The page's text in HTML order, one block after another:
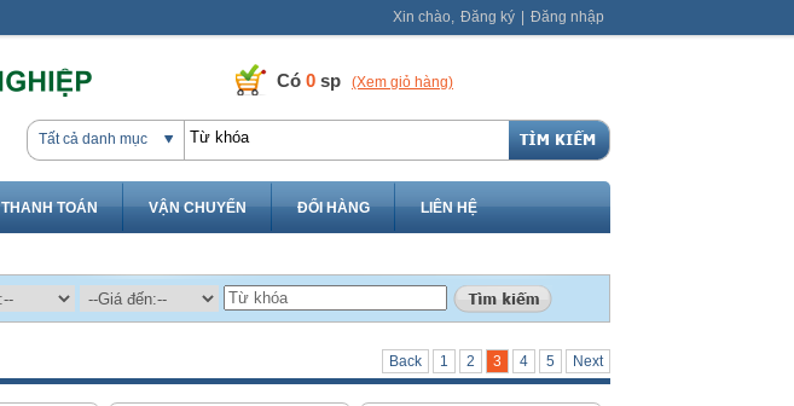
Xin chào, Đăng ký Đăng nhập
Có 0 sp (Xem giỏ hàng)
Tất cả danh mục
THANH TOÁN VẬN CHUYỂN ĐỔI HÀNG LIÊN HỆ
Back 1 2 3 4 5 Next